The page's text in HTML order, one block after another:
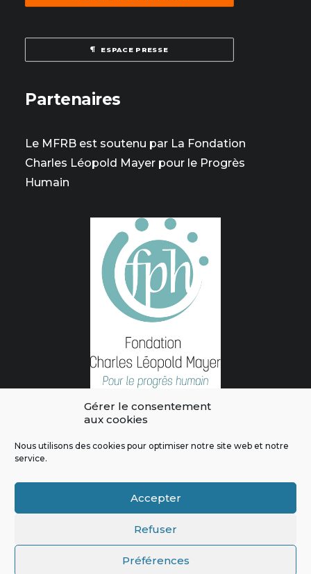
Gérer le consentement
aux cookies
Nous utilisons des cookies pour optimiser notre site web et notre
service.
Accepter
Refuser
Préférences
ESPACE PRESSE
Partenaires
Le MFRB est soutenu par La Fondation
Charles Léopold Mayer pour le Progrès
Humain
L'intégralité des contenus de ce site sont publiés sous licence
|Politique de confidentialité